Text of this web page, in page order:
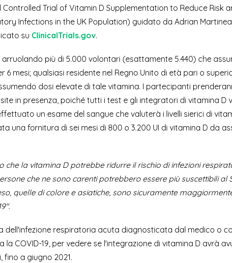
Controlled Trial of Vitamin D Supplementation to Reduce Risk
Infections in the UK Population) guidato da Adrian
su ClinicalTrials.gov.
più di 5.000 volontari (esattamente 5.440) che
6 mesi; qualsiasi residente nel Regno Unito di età pari o
dosi elevate di tale vitamina. I partecipanti
in presenza, poiché tutti i test e gli integratori di vitamina D
un esame del sangue che valuterà i livelli sierici di
una fornitura di sei mesi di 800 o 3.200 UI di vitamina D da
che la vitamina D potrebbe ridurre il rischio di infezioni
che ne sono carenti potrebbero essere più suscettibili al
quelle di colore e asiatiche, sono sicuramente
dell'infezione respiratoria acuta diagnosticata dal medico o
COVID-19, per vedere se l'integrazione di vitamina D avrà
fino a giugno 2021.